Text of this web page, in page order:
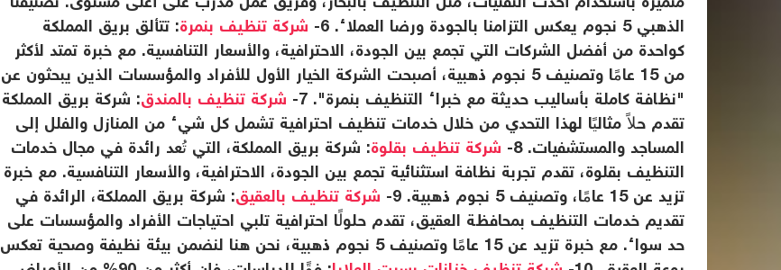
الذهبي 5 نجوم يعكس التزامنا بالجودة ورضا العملاء. 6-
شركة تنظيف بنمرة: تتألق بريق المملكة
كواحدة من أفضل الشركات التي تجمع بين الجودة، الاحترافية، والأسعار التنافسية. مع خبرة تمتد لأكثر
من 15 عامًا وتصنيف 5 نجوم ذهبية، أصبحت الشركة الخيار الأول للأفراد والمؤسسات الذين يبحثون عن
"نظافة كاملة بأساليب حديثة مع خبراء التنظيف بنمرة". 7-
شركة تنظيف بالمندق: شركة بريق المملكة
تقدم حلاً مثاليًا لهذا التحدي من خلال خدمات تنظيف احترافية تشمل كل شيء من المنازل والفلل إلى
المساجد والمستشفيات. 8-
شركة تنظيف بقلوة: شركة بريق المملكة، التي تُعد رائدة في مجال خدمات
التنظيف بقلوة، تقدم تجربة نظافة استثنائية تجمع بين الجودة، الاحترافية، والأسعار التنافسية. مع خبرة
تزيد عن 15 عامًا، وتصنيف 5 نجوم ذهبية. 9-
شركة تنظيف بالعقيق: شركة بريق المملكة، الرائدة في
تقديم خدمات التنظيف بمحافظة العقيق، تقدم حلولًا احترافية تلبي احتياجات الأفراد والمؤسسات على
حد سواء. مع خبرة تزيد عن 15 عامًا وتصنيف 5 نجوم ذهبية، نحن هنا لنضمن بيئة نظيفة وصحية تعكس